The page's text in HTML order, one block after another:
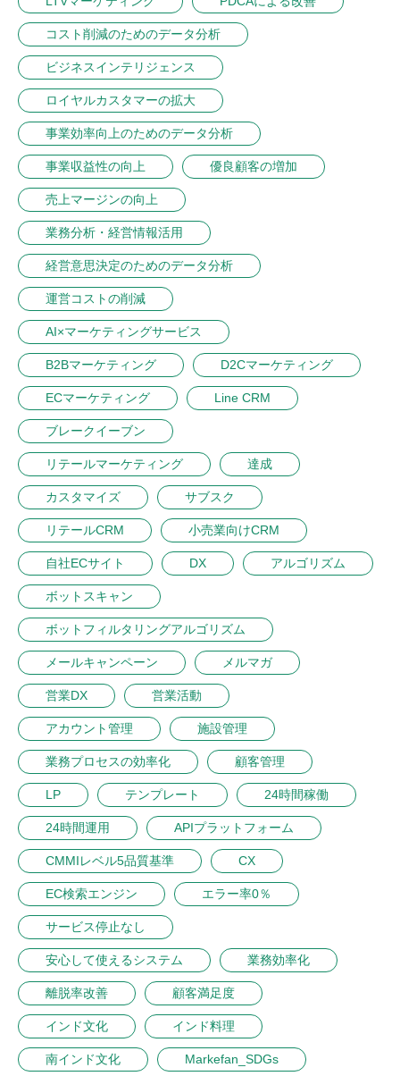
コスト削減のためのデータ分析
ビジネスインテリジェンス
ロイヤルカスタマーの拡大
事業効率向上のためのデータ分析
事業収益性の向上 優良顧客の増加
売上マージンの向上
業務分析・経営情報活用
経営意思決定のためのデータ分析
運営コストの削減
AI×マーケティングサービス
B2Bマーケティング D2Cマーケティング
ECマーケティング Line CRM
ブレークイーブン
リテールマーケティング 達成
カスタマイズ サブスク
リテールCRM 小売業向けCRM
自社ECサイト DX アルゴリズム
ボットスキャン
ボットフィルタリングアルゴリズム
メールキャンペーン メルマガ
営業DX 営業活動
アカウント管理 施設管理
業務プロセスの効率化 顧客管理
LP テンプレート 24時間稼働
24時間運用 APIプラットフォーム
CMMIレベル5品質基準 CX
EC検索エンジン エラー率0％
サービス停止なし
安心して使えるシステム 業務効率化
離脱率改善 顧客満足度
インド文化 インド料理
南インド文化 Markefan_SDGs